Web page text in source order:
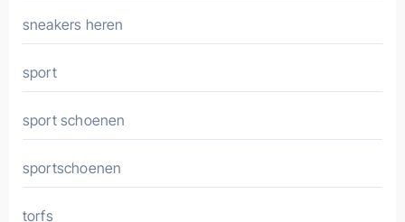
sneakers heren
sport
sport schoenen
sportschoenen
torfs